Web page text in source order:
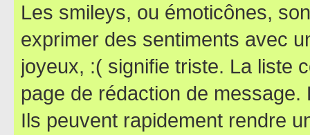
Les smileys, ou émoticônes,
exprimer des sentiments avec
joyeux, :( signifie triste. La liste
page de rédaction de
Ils peuvent rapidement rendre